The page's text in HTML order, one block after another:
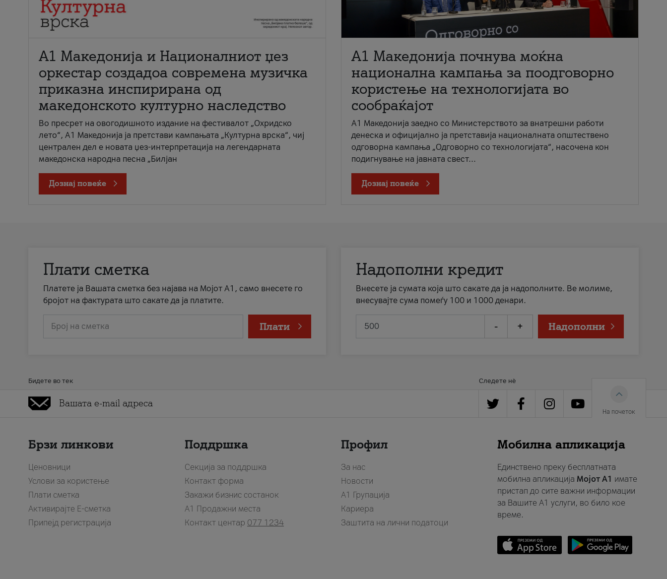
А1 Македонија и Националниот џез
оркестар создадоа современа музичка
приказна инспирирана од
македонското културно наследство
Во пресрет на овогодишното издание на фестивалот „Охридско
лето“, А1 Македонија ја претстави кампањата „Културна врска“, чиј
централен дел е новата џез-интерпретација на легендарната
македонска народна песна „Билјан
Дознај повеќе
A1 Македонија почнува моќна
национална кампања за поодговорно
користење на технологијата во
сообраќајот
A1 Македонија заедно со Министерството за внатрешни работи
денеска и официјално ја претставија националната општествено
одговорна кампања „Одговорно со технологијата“, насочена кон
подигнување на јавната свест...
Дознај повеќе
Плати сметка
Платете ја Вашата сметка без најава на Мојот А1, само внесете го
бројот на фактурата што сакате да ја платите.
Број на сметка Плати
Надополни кредит
Внесете ја сумата која што сакате да ја надополните. Ве молиме,
внесувајте сума помеѓу 100 и 1000 денари.
- + Надополни
Бидете во тек Следете нè
На почеток
Брзи линкови
Ценовници
Услови за користење
Плати сметка
Активирајте Е-сметка
Припејд регистрација
Поддршка
Секција за поддршка
Контакт форма
Закажи бизнис состанок
A1 Продажни места
Контакт центар 077 1234
Профил
За нас
Новости
А1 Групација
Кариера
Заштита на лични податоци
Мобилна апликација
Единствено преку бесплатната
мобилна апликација Мојот A1 имате
пристап до сите важни информации
за Вашите A1 услуги, во било кое
време.